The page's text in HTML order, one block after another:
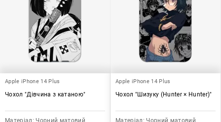
Apple iPhone 14 Plus
Чохол "Дівчина з катаною"
Матеріал: Чорний матовий
Apple iPhone 14 Plus
Чохол "Шизуку (Hunter × Hunter)"
Матеріал: Чорний матовий